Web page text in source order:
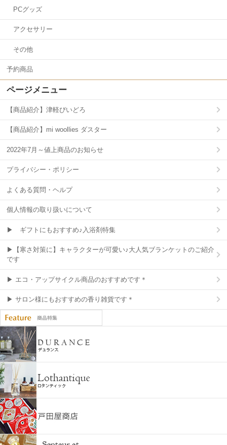
PCグッズ
アクセサリー
その他
予約商品
ページメニュー
【商品紹介】津軽びいどろ
【商品紹介】mi woollies ダスター
2022年7月～値上商品のお知らせ
プライバシー・ポリシー
よくある質問・ヘルプ
個人情報の取り扱いについて
▶ ギフトにもおすすめ♪入浴剤特集
▶【寒さ対策に】キャラクターが可愛い♪大人気ブランケットのご紹介
です
▶ エコ・アップサイクル商品のおすすめです＊
▶ サロン様にもおすすめの香り雑貨です＊